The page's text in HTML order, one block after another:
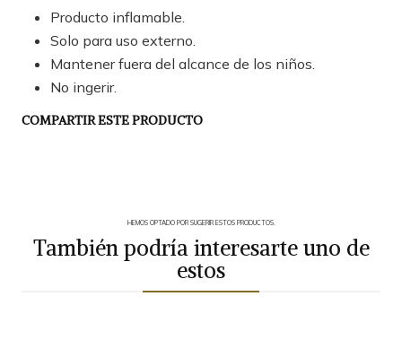
Producto inflamable.
Solo para uso externo.
Mantener fuera del alcance de los niños.
No ingerir.
COMPARTIR ESTE PRODUCTO
HEMOS OPTADO POR SUGERIR ESTOS PRODUCTOS.
También podría interesarte uno de
estos